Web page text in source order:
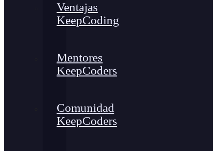
Ventajas
KeepCoding
Mentores
KeepCoders
Comunidad
KeepCoders